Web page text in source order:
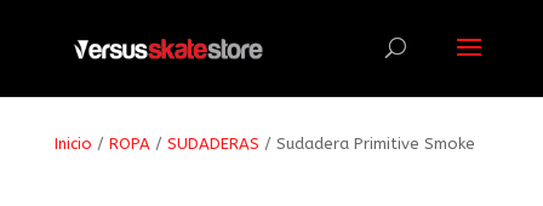
Inicio / ROPA/ SUDADERAS / Sudadera Primitive Smoke